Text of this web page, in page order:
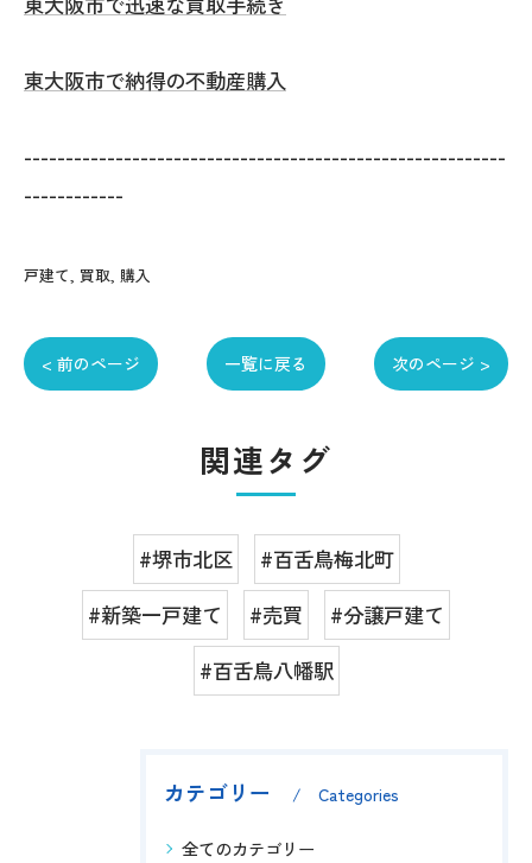
東大阪市で納得の不動産購入
----------------------------------------------------------
------------
戸建て 買取 購入
< 前のページ 一覧に戻る 次のページ >
関連タグ
#堺市北区
#百舌鳥梅北町
#新築一戸建て
#売買
#分譲戸建て
#百舌鳥八幡駅
カテゴリー Categories
全てのカテゴリー